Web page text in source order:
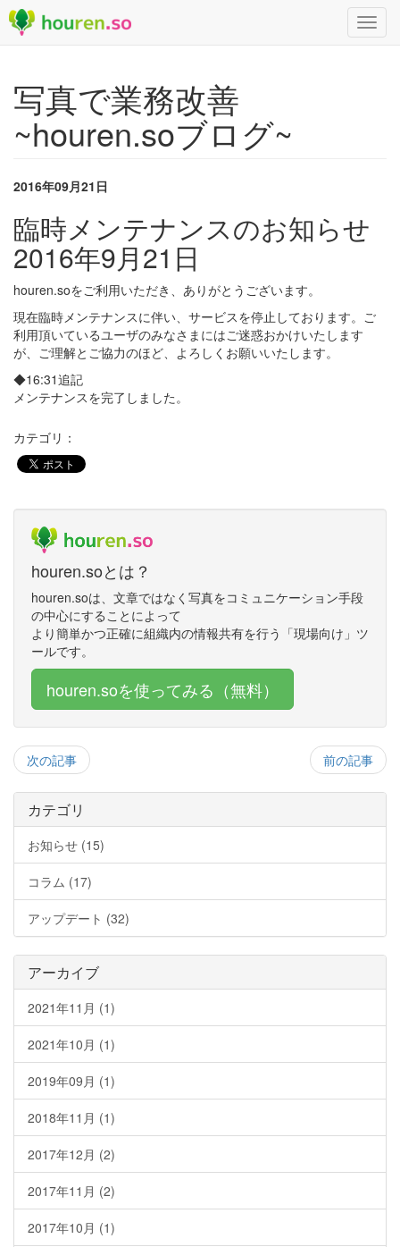
写真で業務改善
~houren.soブログ~
2016年09月21日
臨時メンテナンスのお知らせ
2016年9月21日
houren.soをご利用いただき、ありがとうございます。
現在臨時メンテナンスに伴い、サービスを停止しております。ご
利用頂いているユーザのみなさまにはご迷惑おかけいたします
が、ご理解とご協力のほど、よろしくお願いいたします。
◆16:31追記
メンテナンスを完了しました。
カテゴリ：
houren.soとは？
houren.soは、文章ではなく写真をコミュニケーション手段
の中心にすることによって
より簡単かつ正確に組織内の情報共有を行う「現場向け」ツ
ールです。
houren.soを使ってみる（無料）
次の記事 前の記事
カテゴリ
お知らせ (15)
コラム (17)
アップデート (32)
アーカイブ
2021年11月 (1)
2021年10月 (1)
2019年09月 (1)
2018年11月 (1)
2017年12月 (2)
2017年11月 (2)
2017年10月 (1)